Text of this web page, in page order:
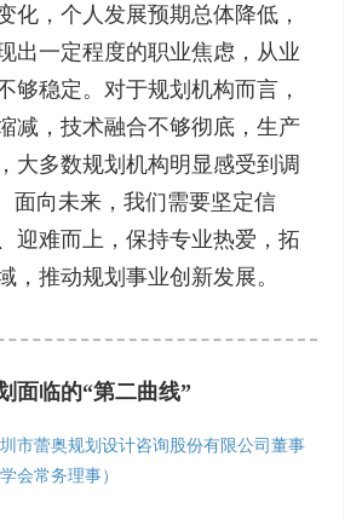
化，个人发展预期总体降低，
出一定程度的职业焦虑，从业
够稳定。对于规划机构而言，
减，技术融合不够彻底，生产
大多数规划机构明显感受到调
面向未来，我们需要坚定信
迎难而上，保持专业热爱，拓
，推动规划事业创新发展。
面临的“第二曲线”
市蕾奥规划设计咨询股份有限公司董事
会常务理事）